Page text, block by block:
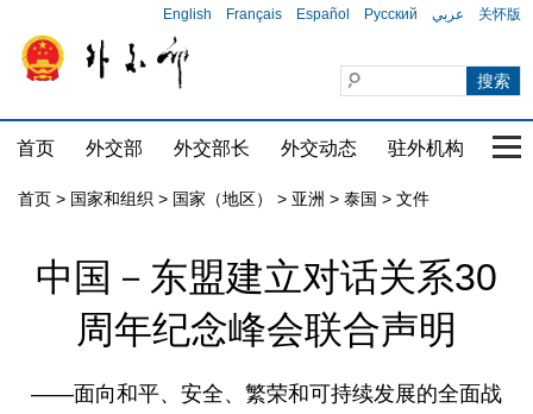
English Français Español Русский عربي 关怀版
首页 外交部 外交部长 外交动态 驻外机构 国
首页 > 国家和组织 > 国家（地区） > 亚洲 > 泰国 > 文件
中国－东盟建立对话关系30
周年纪念峰会联合声明
——面向和平、安全、繁荣和可持续发展的全面战